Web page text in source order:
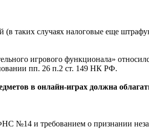
таких случаях налоговые еще
игрового функционала»
пп. 26 п.2 ст. 149 НК РФ.
в онлайн-играх должна
№14 и требованием о признании